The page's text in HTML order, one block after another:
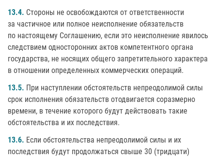
13.4. Стороны не освобождаются от ответственности
за частичное или полное неисполнение обязательств
по настоящему Соглашению, если это неисполнение явилось
следствием односторонних актов компетентного органа
государства, не носящих общего запретительного характера
в отношении определенных коммерческих операций.
13.5. При наступлении обстоятельств непреодолимой силы
срок исполнения обязательств отодвигается соразмерно
времени, в течение которого будут действовать такие
обстоятельства и их последствия.
13.6. Если обстоятельства непреодолимой силы и их
последствия будут продолжаться свыше 30 (тридцати)